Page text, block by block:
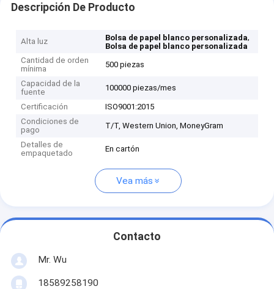
Descripción De Producto
Alta luz Bolsa de papel blanco personalizada,
Bolsa de papel blanco personalizada
Cantidad de orden
mínima
500 piezas
Capacidad de la
fuente
100000 piezas/mes
Certificación
ISO9001:2015
Condiciones de
pago
T/T, Western Union, MoneyGram
Detalles de
empaquetado
En cartón
Vea más
Contacto
Mr. Wu
18589258190